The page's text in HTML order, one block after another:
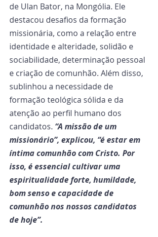
de Ulan Bator, na Mongólia. Ele
destacou desafios da formação
missionária, como a relação entre
identidade e alteridade, solidão e
sociabilidade, determinação pessoal
e criação de comunhão. Além disso,
sublinhou a necessidade de
formação teológica sólida e da
atenção ao perfil humano dos
candidatos. “A missão de um
missionário”, explicou, “é estar em
íntima comunhão com Cristo. Por
isso, é essencial cultivar uma
espiritualidade forte, humildade,
bom senso e capacidade de
comunhão nos nossos candidatos
de hoje”.